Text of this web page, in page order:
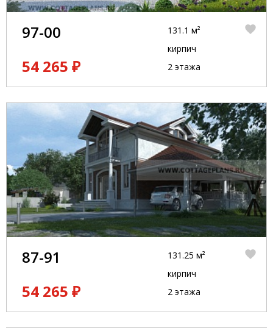
97-00
54 265 ₽
131.1 м²
кирпич
2 этажа
87-91
54 265 ₽
131.25 м²
кирпич
2 этажа